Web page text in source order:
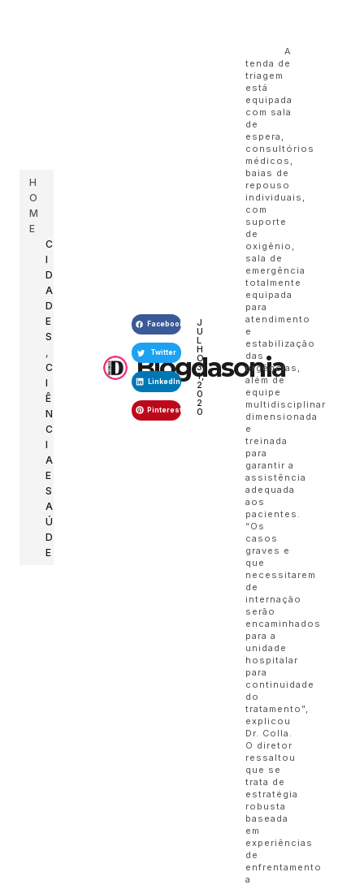
H
O
M
E
C
I
D
A
D
E
S
C
I
Ê
N
C
I
A
E
S
A
Ú
D
E
Blogdasonia
Facebook
Twitter
LinkedIn
Pinterest
J
U
L
H
O
3
1,
2
0
2
0
A
tenda de
triagem
está
equipada
com sala
de
espera,
consultórios
médicos,
baias de
repouso
individuais,
com
suporte
de
oxigênio,
sala de
emergência
totalmente
equipada
para
atendimento
e
estabilização
das
urgências,
além de
equipe
multidisciplinar
dimensionada
e
treinada
para
garantir a
assistência
adequada
aos
pacientes.
“Os
casos
graves e
que
necessitarem
de
internação
serão
encaminhados
para a
unidade
hospitalar
para
continuidade
do
tratamento”,
explicou
Dr. Colla.
O diretor
ressaltou
que se
trata de
estratégia
robusta
baseada
em
experiências
de
enfrentamento
a